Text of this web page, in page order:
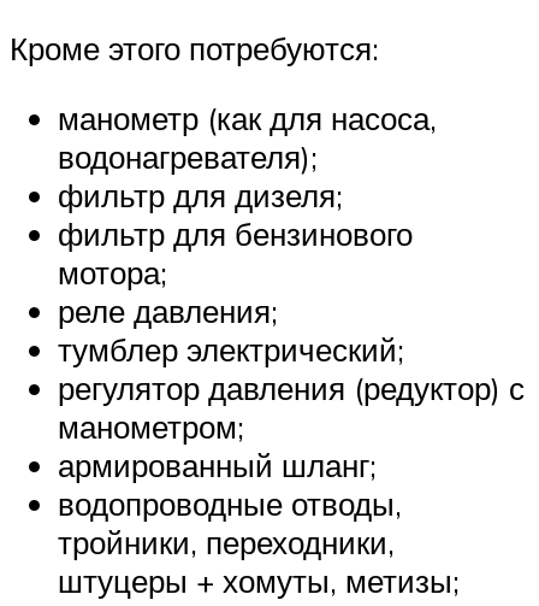
Кроме этого потребуются:
манометр (как для насоса,
водонагревателя);
фильтр для дизеля;
фильтр для бензинового
мотора;
реле давления;
тумблер электрический;
регулятор давления (редуктор) с
манометром;
армированный шланг;
водопроводные отводы,
тройники, переходники,
штуцеры + хомуты, метизы;